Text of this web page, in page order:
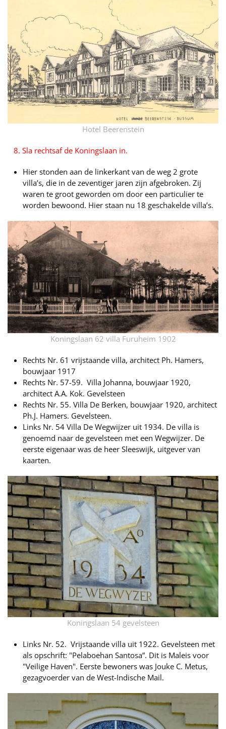
Hotel Beerenstein
8. Sla rechtsaf de Koningslaan in.
Hier stonden aan de linkerkant van de weg 2 grote
villa’s, die in de zeventiger jaren zijn afgebroken. Zij
waren te groot geworden om door een particulier te
worden bewoond. Hier staan nu 18 geschakelde villa’s.
Koningslaan 62 villa Furuheim 1902
Rechts Nr. 61 vrijstaande villa, architect Ph. Hamers,
bouwjaar 1917
Rechts Nr. 57-59. Villa Johanna, bouwjaar 1920,
architect A.A. Kok. Gevelsteen
Rechts Nr. 55. Villa De Berken, bouwjaar 1920, architect
Ph.J. Hamers. Gevelsteen.
Links Nr. 54 Villa De Wegwijzer uit 1934. De villa is
genoemd naar de gevelsteen met een Wegwijzer. De
eerste eigenaar was de heer Sleeswijk, uitgever van
kaarten.
Koningslaan 54 gevelsteen
Links Nr. 52. Vrijstaande villa uit 1922. Gevelsteen met
als opschrift: "Pelaboehan Santosa”. Dit is Maleis voor
"Veilige Haven". Eerste bewoners was Jouke C. Metus,
gezagvoerder van de West-Indische Mail.